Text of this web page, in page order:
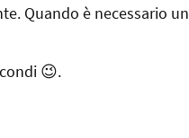
Quando è necessario un
😉.